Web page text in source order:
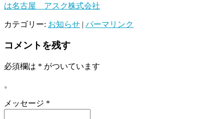
は名古屋 アスク株式会社
カテゴリー: お知らせ | パーマリンク
コメントを残す
必須欄は * がついています
。
メッセージ *